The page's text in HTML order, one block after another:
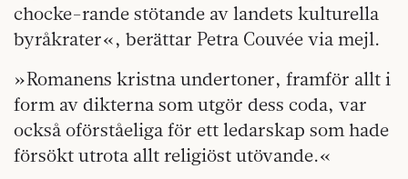
chocke-rande stötande av landets kulturella
byråkrater«, berättar Petra Couvée via mejl.
»Romanens kristna undertoner, framför allt i
form av dikterna som utgör dess coda, var
också oförståeliga för ett ledarskap som hade
försökt utrota allt religiöst utövande.«